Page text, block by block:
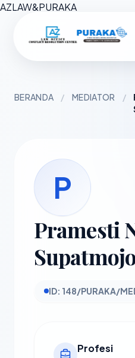
AZLAW&PURAKA
BERANDA / MEDIATOR /
P
Pramesti
ID: 148/PURAKA/
Profesi